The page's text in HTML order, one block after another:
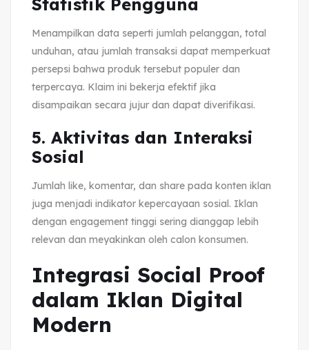
Menampilkan data seperti jumlah pelanggan, total
unduhan, atau jumlah transaksi dapat memperkuat
persepsi bahwa produk tersebut populer dan
terpercaya. Klaim ini bekerja efektif jika
disampaikan secara jujur dan dapat diverifikasi.
5. Aktivitas dan Interaksi
Sosial
Jumlah like, komentar, dan share pada konten iklan
juga menjadi indikator kepercayaan sosial. Iklan
dengan engagement tinggi sering dianggap lebih
relevan dan meyakinkan oleh calon konsumen.
Integrasi Social Proof
dalam Iklan Digital
Modern